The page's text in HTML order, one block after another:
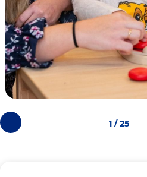
Photos
précédentes
1 / 25